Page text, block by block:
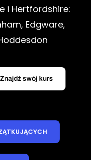
i Hertfordshire:
Edgware,
Znajdź swój kurs